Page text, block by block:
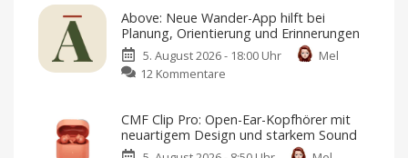
Markt
Preis
und
Verfügbarkeit
noch
offen
27
landet
auf
Fans
dürfen
Above: Neue Wander-App hilft bei
Planung, Orientierung und Erinnerungen
5. August 2026 - 18:00 Uhr
Mel
12 Kommentare
Wander-
App
CMF Clip Pro: Open-Ear-Kopfhörer mit
neuartigem Design und starkem Sound